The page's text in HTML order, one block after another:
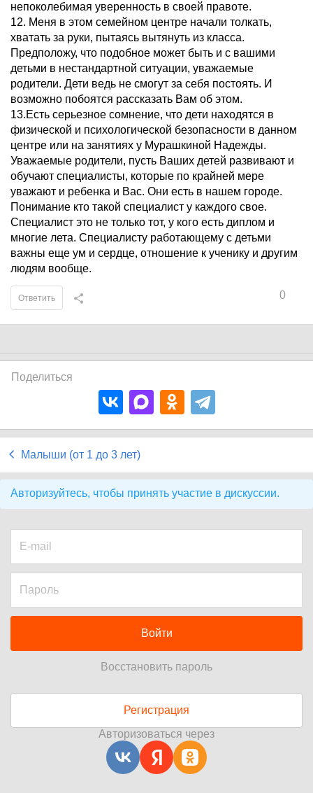
непоколебимая уверенность в своей правоте.
12. Меня в этом семейном центре начали толкать,
хватать за руки, пытаясь вытянуть из класса.
Предположу, что подобное может быть и с вашими
детьми в нестандартной ситуации, уважаемые
родители. Дети ведь не смогут за себя постоять. И
возможно побоятся рассказать Вам об этом.
13.Есть серьезное сомнение, что дети находятся в
физической и психологической безопасности в данном
центре или на занятиях у Мурашкиной Надежды.
Уважаемые родители, пусть Ваших детей развивают и
обучают специалисты, которые по крайней мере
уважают и ребенка и Вас. Они есть в нашем городе.
Понимание кто такой специалист у каждого свое.
Специалист это не только тот, у кого есть диплом и
многие лета. Специалисту работающему с детьми
важны еще ум и сердце, отношение к ученику и другим
людям вообще.
0
Ответить
Поделиться
Малыши (от 1 до 3 лет)
Авторизуйтесь, чтобы принять участие в дискуссии.
Войти
Восстановить пароль
Регистрация
Авторизоваться через